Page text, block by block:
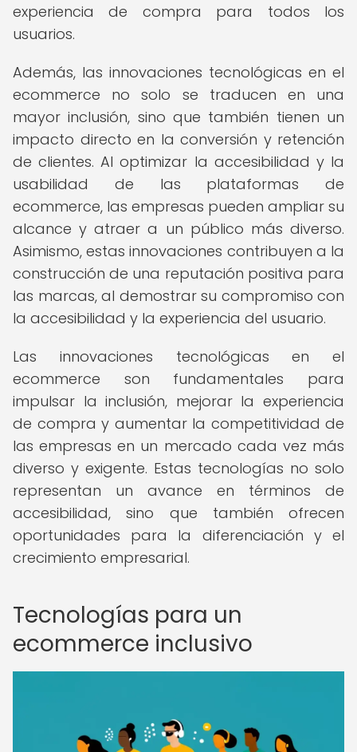
experiencia de compra para todos los
usuarios.
Además, las innovaciones tecnológicas en el
ecommerce no solo se traducen en una
mayor inclusión, sino que también tienen un
impacto directo en la conversión y retención
de clientes. Al optimizar la accesibilidad y la
usabilidad de las plataformas de
ecommerce, las empresas pueden ampliar su
alcance y atraer a un público más diverso.
Asimismo, estas innovaciones contribuyen a la
construcción de una reputación positiva para
las marcas, al demostrar su compromiso con
la accesibilidad y la experiencia del usuario.
Las innovaciones tecnológicas en el
ecommerce son fundamentales para
impulsar la inclusión, mejorar la experiencia
de compra y aumentar la competitividad de
las empresas en un mercado cada vez más
diverso y exigente. Estas tecnologías no solo
representan un avance en términos de
accesibilidad, sino que también ofrecen
oportunidades para la diferenciación y el
crecimiento empresarial.
Tecnologías para un
ecommerce inclusivo